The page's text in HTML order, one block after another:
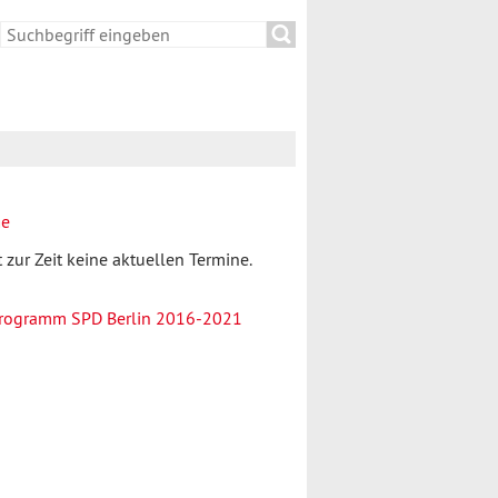
Suche
zur Zeit keine aktuellen Termine.
SPD Berlin 2016-2021